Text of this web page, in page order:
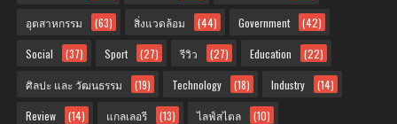
อุตสาหกรรม (63) สิ่งแวดล้อม (44) Government (42)
Social (37) Sport (27) รีวิว (27) Education (22)
ศิลปะ และ วัฒนธรรม (19) Technology (18) Industry (14)
Review (14) แกลเลอรี (13) ไลฟ์สไตล (10)